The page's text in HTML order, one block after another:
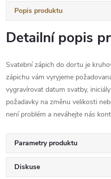
Popis produktu
Detailní popis
Svatební zápich do dortu je
zápichu vám vyryjeme
vygravírovat datum svatby,
požadavky na změnu velikosti
není problém a neváhejte nás
Parametry produktu
Diskuse